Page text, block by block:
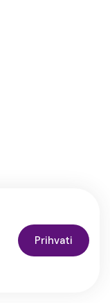
Prihvati